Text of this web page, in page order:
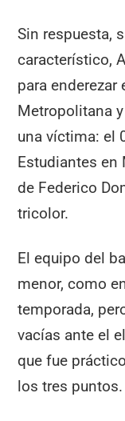
Sin respuesta,
característico,
para enderezar
Metropolitana
una víctima: el
Estudiantes
de Federico
tricolor.
El equipo del
menor, como
temporada,
vacías ante el
que fue
los tres puntos.